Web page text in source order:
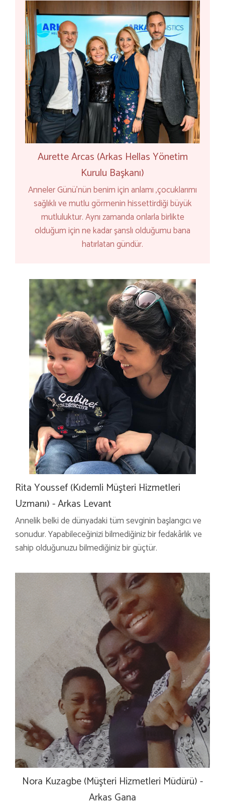
Aurette Arcas (Arkas Hellas Yönetim
Kurulu Başkanı)
Anneler Günü'nün benim için anlamı ,çocuklarımı
sağlıklı ve mutlu görmenin hissettirdiği büyük
mutluluktur. Aynı zamanda onlarla birlikte
olduğum için ne kadar şanslı olduğumu bana
hatırlatan gündür.
Rita Youssef (Kıdemli Müşteri Hizmetleri
Uzmanı) - Arkas Levant
Annelik belki de dünyadaki tüm sevginin başlangıcı ve
sonudur. Yapabileceğinizi bilmediğiniz bir fedakârlık ve
sahip olduğunuzu bilmediğiniz bir güçtür.
Nora Kuzagbe (Müşteri Hizmetleri Müdürü) -
Arkas Gana